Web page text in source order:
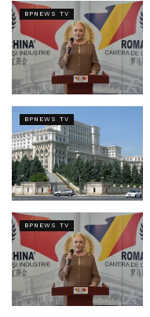
BPNEWS TV
BPNEWS TV
BPNEWS TV